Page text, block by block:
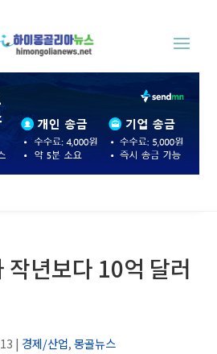
작년보다 10억 달러
| 경제/산업,몽골뉴스